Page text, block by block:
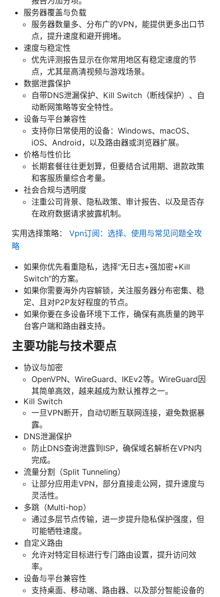
服务器覆盖与负载
服务器数量多、分布广的VPN，能提供更多出口节
点，提升速度和避开拥堵。
速度与稳定性
优先评测报告显示在你常用地区有稳定速度的节
点，尤其是高清视频与游戏场景。
数据泄露保护
自带DNS泄漏保护、Kill Switch（断线保护）、自
动断网策略等安全特性。
设备与平台兼容性
支持你日常使用的设备：Windows、macOS、
iOS、Android，以及路由器或浏览器扩展。
价格与性价比
长期套餐往往更划算，但要结合试用期、退款政策
和客服质量综合考量。
社会合规与透明度
注重公司背景、隐私政策、审计报告、以及是否存
在政府数据请求披露机制。
实用选择策略： Vpn订阅：选择、使用与常见问题全攻
略
如果你优先看重隐私，选择“无日志+强加密+Kill
Switch”的方案。
如果你需要海外内容解锁，关注服务器分布密集、稳
定、且对P2P友好程度的节点。
如果你要在多设备环境下工作，确保有高质量的跨平
台客户端和路由器支持。
主要功能与技术要点
协议与加密
OpenVPN、WireGuard、IKEv2等。WireGuard因
其简单高效，越来越成为默认推荐之一。
Kill Switch
一旦VPN断开，自动切断互联网连接，避免数据暴
露。
DNS泄漏保护
防止DNS查询泄露到ISP，确保域名解析在VPN内
完成。
流量分割（Split Tunneling）
让部分应用走VPN，部分直接走公网，提升速度与
灵活性。
多跳（Multi-hop）
通过多层节点传输，进一步提升隐私保护强度，但
可能牺牲速度。
自定义路由
允许对特定目标进行专门路由设置，提升访问效
率。
设备与平台兼容性
支持桌面、移动端、路由器、以及部分智能设备的